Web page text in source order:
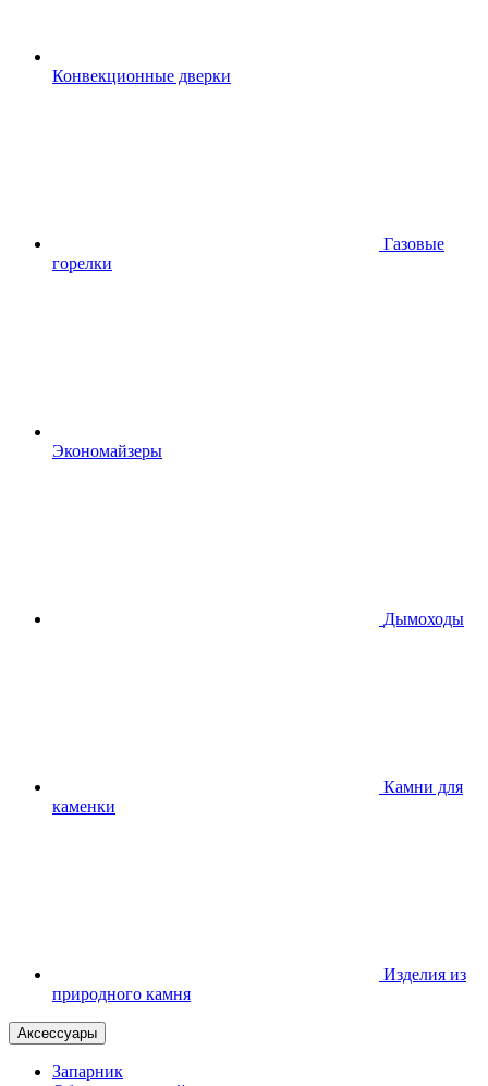
Конвекционные дверки
Газовые
горелки
Экономайзеры
Дымоходы
Камни для
каменки
Изделия из
природного камня
Аксессуары
Запарник